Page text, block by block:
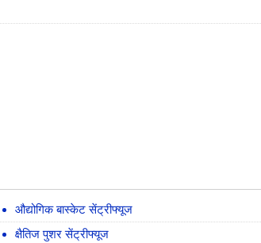
औद्योगिक बास्केट सेंट्रीफ्यूज
क्षैतिज पुशर सेंट्रीफ्यूज